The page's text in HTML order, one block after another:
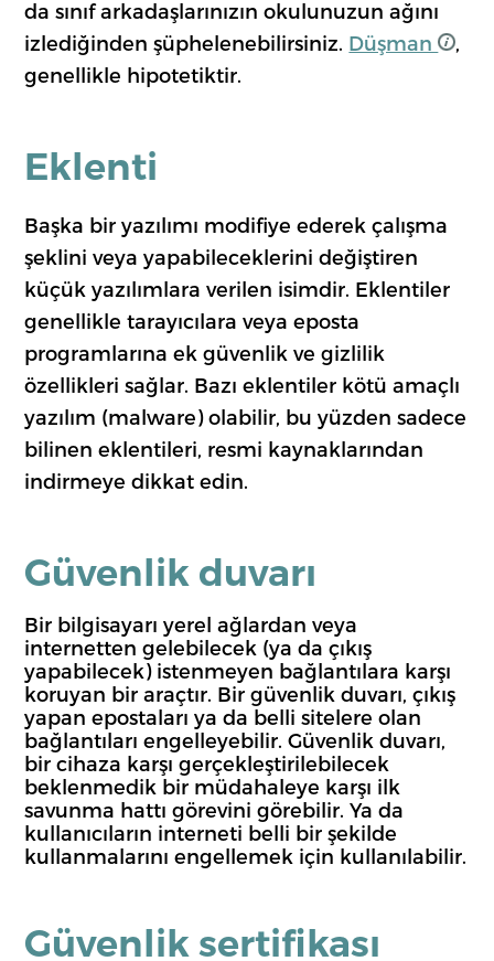
da sınıf arkadaşlarınızın okulunuzun ağını
izlediğinden şüphelenebilirsiniz. Düşman
genellikle hipotetiktir.
Eklenti
Başka bir yazılımı modifiye ederek çalışma
şeklini veya yapabileceklerini değiştiren
küçük yazılımlara verilen isimdir. Eklentiler
genellikle tarayıcılara veya eposta
programlarına ek güvenlik ve gizlilik
özellikleri sağlar. Bazı eklentiler kötü amaçlı
yazılım (malware) olabilir, bu yüzden sadece
bilinen eklentileri, resmi kaynaklarından
indirmeye dikkat edin.
Güvenlik duvarı
Bir bilgisayarı yerel ağlardan veya
internetten gelebilecek (ya da çıkış
yapabilecek) istenmeyen bağlantılara karşı
koruyan bir araçtır. Bir güvenlik duvarı, çıkış
yapan epostaları ya da belli sitelere olan
bağlantıları engelleyebilir. Güvenlik duvarı,
bir cihaza karşı gerçekleştirilebilecek
beklenmedik bir müdahaleye karşı ilk
savunma hattı görevini görebilir. Ya da
kullanıcıların interneti belli bir şekilde
kullanmalarını engellemek için kullanılabilir.
Güvenlik sertifikası